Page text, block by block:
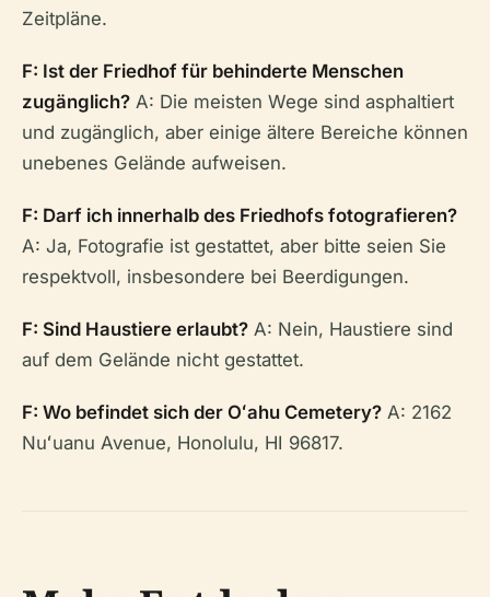
Zeitpläne.
F: Ist der Friedhof für behinderte Menschen
zugänglich? A: Die meisten Wege sind asphaltiert
und zugänglich, aber einige ältere Bereiche können
unebenes Gelände aufweisen.
F: Darf ich innerhalb des Friedhofs fotografieren?
A: Ja, Fotografie ist gestattet, aber bitte seien Sie
respektvoll, insbesondere bei Beerdigungen.
F: Sind Haustiere erlaubt? A: Nein, Haustiere sind
auf dem Gelände nicht gestattet.
F: Wo befindet sich der Oʻahu Cemetery? A: 2162
Nuʻuanu Avenue, Honolulu, HI 96817.